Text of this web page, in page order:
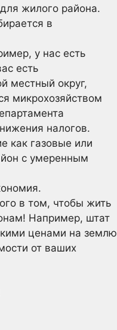
жилого района.
в
у нас есть
есть
местный округ,
микрохозяйством
налогов.
как газовые или
с умеренным
в том, чтобы жить
Например, штат
ценами на землю
от ваших